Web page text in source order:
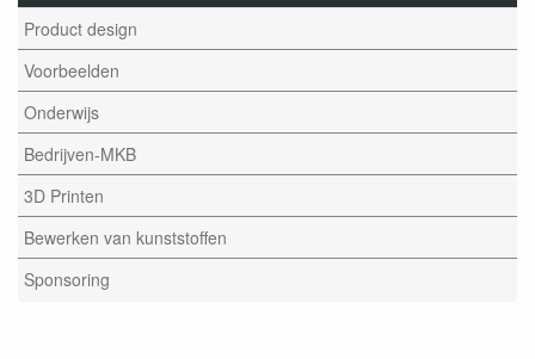
Product design
Voorbeelden
Onderwijs
Bedrijven-MKB
3D Printen
Bewerken van kunststoffen
Sponsoring